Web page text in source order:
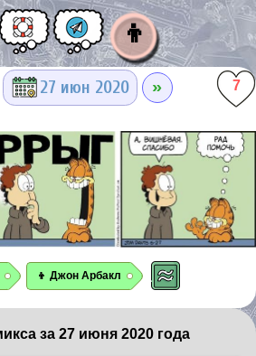
👦
27 июн 2020 » 7
👦 Джон Арбакл
за 27 июня 2020 года